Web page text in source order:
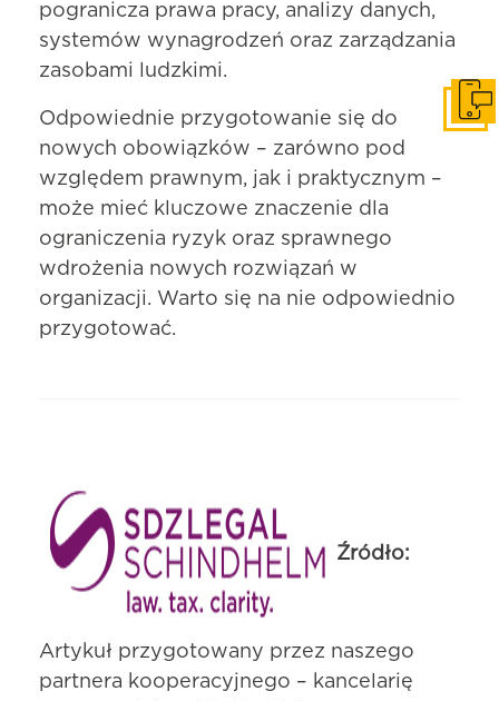
pogranicza prawa pracy, analizy danych,
systemów wynagrodzeń oraz zarządzania
zasobami ludzkimi.
Odpowiednie przygotowanie się do
nowych obowiązków – zarówno pod
względem prawnym, jak i praktycznym –
może mieć kluczowe znaczenie dla
ograniczenia ryzyk oraz sprawnego
wdrożenia nowych rozwiązań w
organizacji. Warto się na nie odpowiednio
przygotować.
Źródło:
Artykuł przygotowany przez naszego
partnera kooperacyjnego – kancelarię